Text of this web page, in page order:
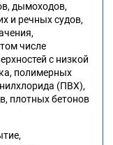
дымоходов,
и речных судов,
числе
с низкой
полимерных
(ПВХ),
плотных бетонов